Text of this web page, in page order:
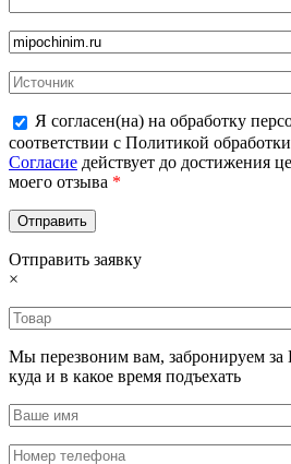
Я согласен(на) на обработку
соответствии с Политикой
Согласие действует до достижения
моего отзыва *
Отправить заявку
×
Мы перезвоним вам, забронируем
куда и в какое время подъехать